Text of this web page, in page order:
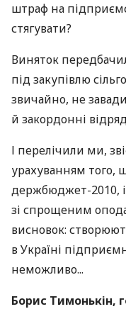
штраф на
стягувати?
Виняток
під закупівлю
звичайно, не
й закордонні
І перелічили ми,
урахуванням того,
держбюджет-2010,
зі спрощеним
висновок:
в Україні
неможливо...
Борис Тимонькін,